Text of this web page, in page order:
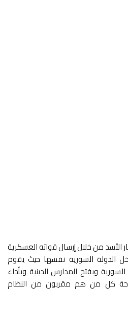
الأسد من خلال إرسال قواته العسكرية
الدولة السورية نفسها حيث يقوم
السورية وبفتح المدارس الدينية وبأداء
كل من هم مقربون من النظام